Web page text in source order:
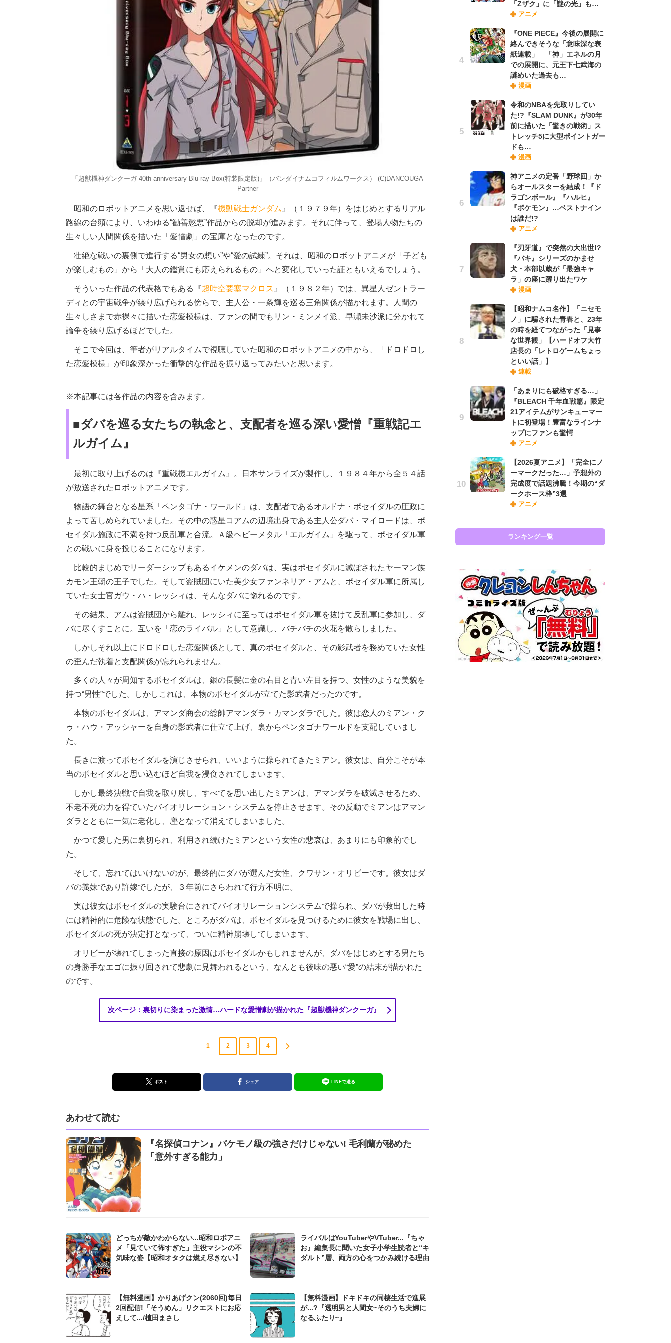
「超獣機神ダンクーガ 40th anniversary Blu-ray Box(特装限定版)」（バンダイナムコフィルムワークス） (C)DANCOUGA
Partner
昭和のロボットアニメを思い返せば、『機動戦士ガンダム 』（１９７９年）をはじめとするリアル
路線の台頭により、いわゆる“勧善懲悪”作品からの脱却が進みます。それに伴って、登場人物たちの
生々しい人間関係を描いた「愛憎劇」の宝庫となったのです。
壮絶な戦いの裏側で進行する“男女の想い”や“愛の試練”。それは、昭和のロボットアニメが「子ども
が楽しむもの」から「大人の鑑賞にも応えられるもの」へと変化していった証ともいえるでしょう。
そういった作品の代表格でもある『超時空要塞マクロス 』（１９８２年）では、異星人ゼントラー
ディとの宇宙戦争が繰り広げられる傍らで、主人公・一条輝を巡る三角関係が描かれます。人間の
生々しさまで赤裸々に描いた恋愛模様は、ファンの間でもリン・ミンメイ派、早瀬未沙派に分かれて
論争を繰り広げるほどでした。
そこで今回は、筆者がリアルタイムで視聴していた昭和のロボットアニメの中から、「ドロドロし
た恋愛模様」が印象深かった衝撃的な作品を振り返ってみたいと思います。
※本記事には各作品の内容を含みます。
■ダバを巡る女たちの執念と、支配者を巡る深い愛憎『重戦記エ
ルガイム』
最初に取り上げるのは『重戦機エルガイム』。日本サンライズが製作し、１９８４年から全５４話
が放送されたロボットアニメです。
物語の舞台となる星系「ペンタゴナ・ワールド」は、支配者であるオルドナ・ポセイダルの圧政に
よって苦しめられていました。その中の惑星コアムの辺境出身である主人公ダバ・マイロードは、ポ
セイダル施政に不満を持つ反乱軍と合流。Ａ級ヘビーメタル「エルガイム」を駆って、ポセイダル軍
との戦いに身を投じることになります。
比較的まじめでリーダーシップもあるイケメンのダバは、実はポセイダルに滅ぼされたヤーマン族
カモン王朝の王子でした。そして盗賊団にいた美少女ファンネリア・アムと、ポセイダル軍に所属し
ていた女士官ガウ・ハ・レッシィは、そんなダバに惚れるのです。
その結果、アムは盗賊団から離れ、レッシィに至ってはポセイダル軍を抜けて反乱軍に参加し、ダ
バに尽くすことに。互いを「恋のライバル」として意識し、バチバチの火花を散らしました。
しかしそれ以上にドロドロした恋愛関係として、真のポセイダルと、その影武者を務めていた女性
の歪んだ執着と支配関係が忘れられません。
多くの人々が周知するポセイダルは、銀の長髪に金の右目と青い左目を持つ、女性のような美貌を
持つ“男性”でした。しかしこれは、本物のポセイダルが立てた影武者だったのです。
本物のポセイダルは、アマンダ商会の総帥アマンダラ・カマンダラでした。彼は恋人のミアン・ク
ゥ・ハウ・アッシャーを自身の影武者に仕立て上げ、裏からペンタゴナワールドを支配していまし
た。
長きに渡ってポセイダルを演じさせられ、いいように操られてきたミアン。彼女は、自分こそが本
当のポセイダルと思い込むほど自我を浸食されてしまいます。
しかし最終決戦で自我を取り戻し、すべてを思い出したミアンは、アマンダラを破滅させるため、
不老不死の力を得ていたバイオリレーション・システムを停止させます。その反動でミアンはアマン
ダラとともに一気に老化し、塵となって消えてしまいました。
かつて愛した男に裏切られ、利用され続けたミアンという女性の悲哀は、あまりにも印象的でし
た。
そして、忘れてはいけないのが、最終的にダバが選んだ女性、クワサン・オリビーです。彼女はダ
バの義妹であり許嫁でしたが、３年前にさらわれて行方不明に。
実は彼女はポセイダルの実験台にされてバイオリレーションシステムで操られ、ダバが救出した時
には精神的に危険な状態でした。ところがダバは、ポセイダルを見つけるために彼女を戦場に出し、
ポセイダルの死が決定打となって、ついに精神崩壊してしまいます。
オリビーが壊れてしまった直接の原因はポセイダルかもしれませんが、ダバをはじめとする男たち
の身勝手なエゴに振り回されて悲劇に見舞われるという、なんとも後味の悪い“愛”の結末が描かれた
のです。
次ページ：裏切りに染まった激情…ハードな愛憎劇が描かれた『超獣機神ダンクーガ』
1 2 3 4
ポスト シェア LINEで送る
あわせて読む
『名探偵コナン』バケモノ級の強さだけじゃない! 毛利蘭が秘めた
「意外すぎる能力」
どっちが敵かわからない...昭和ロボアニ
メ「見ていて怖すぎた」主役マシンの不
気味な姿【昭和オタクは燃え尽きない】
ライバルはYouTuberやVTuber...『ちゃ
お』編集長に聞いた女子小学生読者と“キ
ダルト”層、両方の心をつかみ続ける理由
【無料漫画】かりあげクン(2060回)毎日
2回配信!「そうめん」リクエストにお応
えして.../植田まさし
【無料漫画】ドキドキの同棲生活で進展
が...?『透明男と人間女~そのうち夫婦に
なるふたり~』
「Zザク」に「謎の光」も…
アニメ
『ONE PIECE』今後の展開に
絡んできそうな「意味深な表
紙連載」 「神」エネルの月
での展開に、元王下七武海の
謎めいた過去も…
漫画
令和のNBAを先取りしてい
た!?『SLAM DUNK』が30年
前に描いた「驚きの戦術」ス
トレッチ5に大型ポイントガー
ドも…
漫画
神アニメの定番「野球回」か
らオールスターを結成！『ド
ラゴンボール』『ハルヒ』
『ポケモン』…ベストナイン
は誰だ!?
アニメ
『刃牙道』で突然の大出世!?
『バキ』シリーズのかませ
犬・本部以蔵が「最強キャ
ラ」の座に躍り出たワケ
漫画
【昭和ナムコ名作】「ニセモ
ノ」に騙された青春と、23年
の時を経てつながった「見事
な世界観」【ハードオフ大竹
店長の「レトロゲームちょっ
といい話」】
連載
「あまりにも破格すぎる…」
『BLEACH 千年血戦篇』限定
21アイテムがサンキューマー
トに初登場！豊富なラインナ
ップにファンも驚愕
アニメ
【2026夏アニメ】「完全にノ
ーマークだった…」予想外の
完成度で話題沸騰！今期の“ダ
ークホース枠”3選
アニメ
ランキング一覧